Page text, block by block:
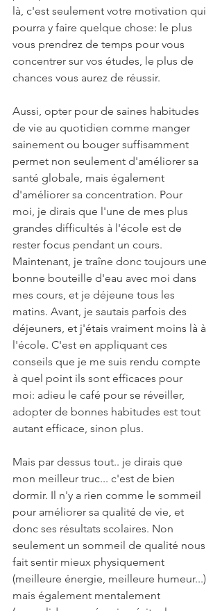
là, c'est seulement votre motivation qui
pourra y faire quelque chose: le plus
vous prendrez de temps pour vous
concentrer sur vos études, le plus de
chances vous aurez de réussir.
Aussi, opter pour de saines habitudes
de vie au quotidien comme manger
sainement ou bouger suffisamment
permet non seulement d'améliorer sa
santé globale, mais également
d'améliorer sa concentration. Pour
moi, je dirais que l'une de mes plus
grandes difficultés à l'école est de
rester focus pendant un cours.
Maintenant, je traîne donc toujours une
bonne bouteille d'eau avec moi dans
mes cours, et je déjeune tous les
matins. Avant, je sautais parfois des
déjeuners, et j'étais vraiment moins là à
l'école. C'est en appliquant ces
conseils que je me suis rendu compte
à quel point ils sont efficaces pour
moi: adieu le café pour se réveiller,
adopter de bonnes habitudes est tout
autant efficace, sinon plus.
Mais par dessus tout.. je dirais que
mon meilleur truc... c'est de bien
dormir. Il n'y a rien comme le sommeil
pour améliorer sa qualité de vie, et
donc ses résultats scolaires. Non
seulement un sommeil de qualité nous
fait sentir mieux physiquement
(meilleure énergie, meilleure humeur...)
mais également mentalement